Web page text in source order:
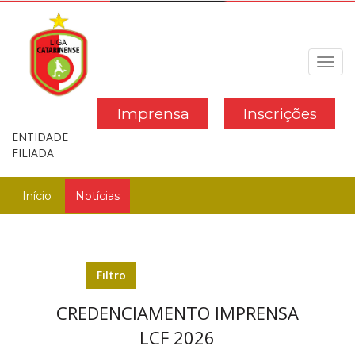
Inscrições
Imprensa
ENTIDADE
FILIADA
Início Notícias
Filtro
CREDENCIAMENTO IMPRENSA
LCF 2026